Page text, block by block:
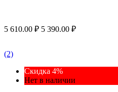
5 610.00 ₽ 5 390.00 ₽
(2)
Скидка 4%
Нет в наличии